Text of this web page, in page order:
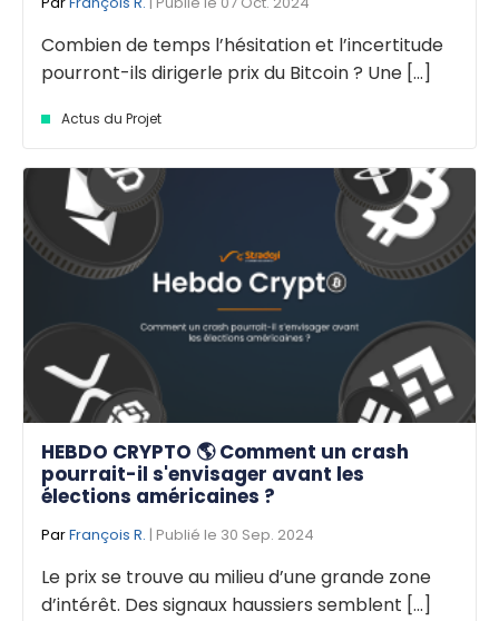
Combien de temps l’hésitation et l’incertitude
pourront-ils dirigerle prix du Bitcoin ? Une [...]
Actus du Projet
HEBDO CRYPTO 🌎 Comment un crash
pourrait-il s'envisager avant les
élections américaines ?
ParFrançois R. | Publié le 30 Sep. 2024
Le prix se trouve au milieu d’une grande zone
d’intérêt. Des signaux haussiers semblent [...]